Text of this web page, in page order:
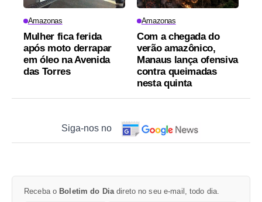
Amazonas
Mulher fica ferida
após moto derrapar
em óleo na Avenida
das Torres
Amazonas
Com a chegada do
verão amazônico,
Manaus lança ofensiva
contra queimadas
nesta quinta
Siga-nos no
Receba o Boletim do Dia direto no seu e-mail, todo dia.